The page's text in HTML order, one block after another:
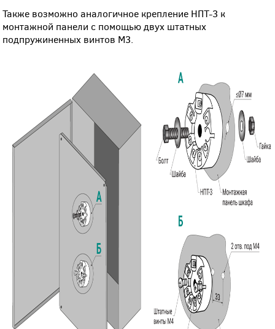
Также возможно аналогичное крепление НПТ-3 к
монтажной панели с помощью двух штатных
подпружиненных винтов М3.